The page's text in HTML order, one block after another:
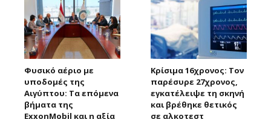
Φυσικό αέριο με
υποδομές της
Αιγύπτου: Τα επόμενα
βήματα της
ExxonMobil και η αξία
Κρίσιμα 16χρονος: Τον
παρέσυρε 27χρονος,
εγκατέλειψε τη σκηνή
και βρέθηκε θετικός
σε αλκοτεστ